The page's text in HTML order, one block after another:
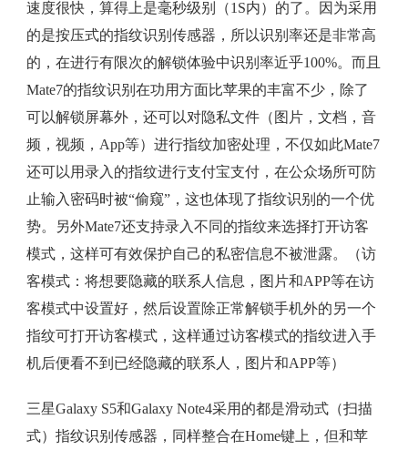
速度很快，算得上是毫秒级别（1S内）的了。因为采用
的是按压式的指纹识别传感器，所以识别率还是非常高
的，在进行有限次的解锁体验中识别率近乎100%。而且
Mate7的指纹识别在功用方面比苹果的丰富不少，除了
可以解锁屏幕外，还可以对隐私文件（图片，文档，音
频，视频，App等）进行指纹加密处理，不仅如此Mate7
还可以用录入的指纹进行支付宝支付，在公众场所可防
止输入密码时被“偷窥”，这也体现了指纹识别的一个优
势。另外Mate7还支持录入不同的指纹来选择打开访客
模式，这样可有效保护自己的私密信息不被泄露。（访
客模式：将想要隐藏的联系人信息，图片和APP等在访
客模式中设置好，然后设置除正常解锁手机外的另一个
指纹可打开访客模式，这样通过访客模式的指纹进入手
机后便看不到已经隐藏的联系人，图片和APP等）
三星Galaxy S5和Galaxy Note4采用的都是滑动式（扫描
式）指纹识别传感器，同样整合在Home键上，但和苹